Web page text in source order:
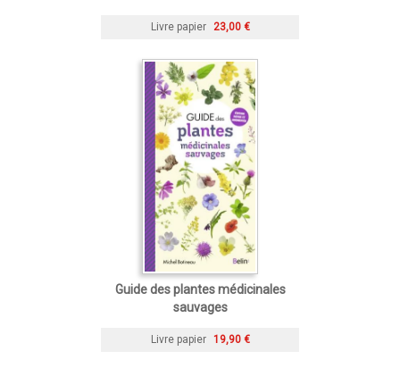
Livre papier 23,00 €
Guide des plantes médicinales
sauvages
Livre papier 19,90 €